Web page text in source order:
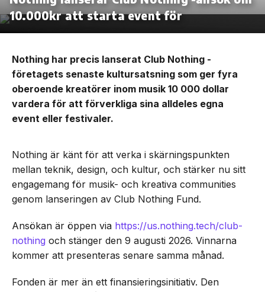
10.000kr att starta event för
Nothing har precis lanserat Club Nothing -
företagets senaste kultursatsning som ger fyra
oberoende kreatörer inom musik 10 000 dollar
vardera för att förverkliga sina alldeles egna
event eller festivaler.
Nothing är känt för att verka i skärningspunkten
mellan teknik, design, och kultur, och stärker nu sitt
engagemang för musik- och kreativa communities
genom lanseringen av Club Nothing Fund.
Ansökan är öppen via https://us.nothing.tech/club-
nothing och stänger den 9 augusti 2026. Vinnarna
kommer att presenteras senare samma månad.
Fonden är mer än ett finansieringsinitiativ. Den